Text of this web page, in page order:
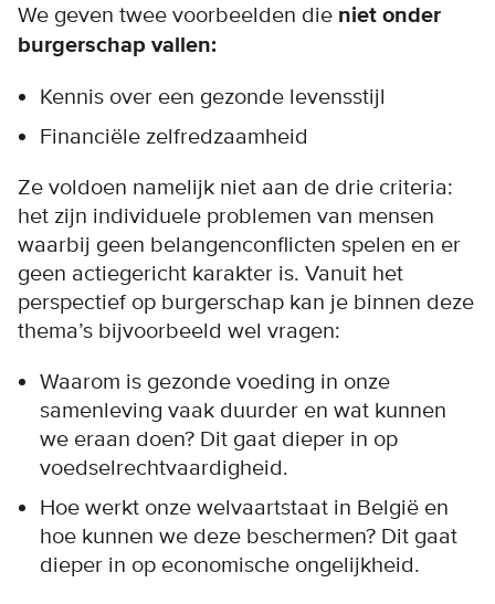
We geven twee voorbeelden die niet onder
burgerschap vallen:
Kennis over een gezonde levensstijl
Financiële zelfredzaamheid
Ze voldoen namelijk niet aan de drie criteria:
het zijn individuele problemen van mensen
waarbij geen belangenconflicten spelen en er
geen actiegericht karakter is. Vanuit het
perspectief op burgerschap kan je binnen deze
thema’s bijvoorbeeld wel vragen:
Waarom is gezonde voeding in onze
samenleving vaak duurder en wat kunnen
we eraan doen? Dit gaat dieper in op
voedselrechtvaardigheid.
Hoe werkt onze welvaartstaat in België en
hoe kunnen we deze beschermen? Dit gaat
dieper in op economische ongelijkheid.